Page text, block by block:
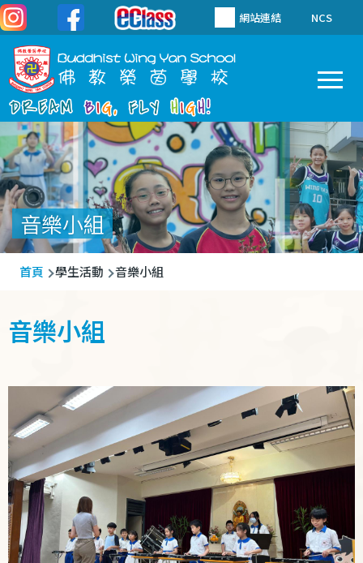
移至主內容 網站連結 NCS
Main
navigation
音樂小組
導
連
結
首頁 學生活動 音樂小組
音樂小組